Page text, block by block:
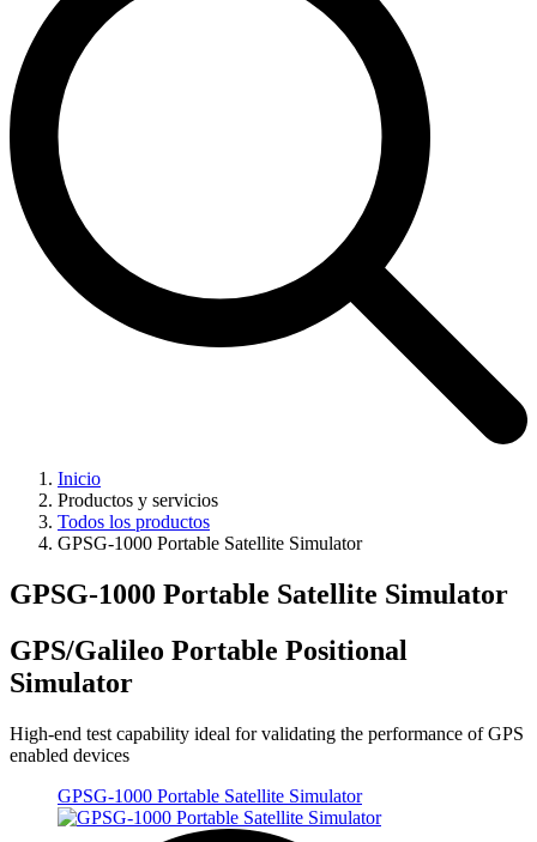
Inicio
Productos y servicios
Todos los productos
GPSG-1000 Portable Satellite Simulator
GPSG-1000 Portable Satellite Simulator
GPS/Galileo Portable Positional
Simulator
High-end test capability ideal for validating the performance of GPS
enabled devices
GPSG-1000 Portable Satellite Simulator